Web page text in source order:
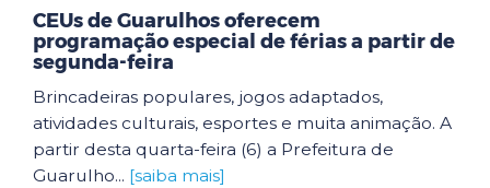
CEUs de Guarulhos oferecem
programação especial de férias a partir de
segunda-feira
Brincadeiras populares, jogos adaptados,
atividades culturais, esportes e muita animação. A
partir desta quarta-feira (6) a Prefeitura de
Guarulho... [saiba mais]